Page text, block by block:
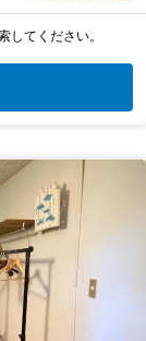
してください。